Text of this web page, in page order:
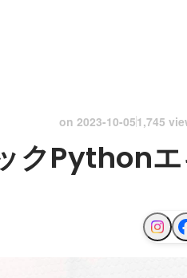
on 2023-10-051,745
クPython